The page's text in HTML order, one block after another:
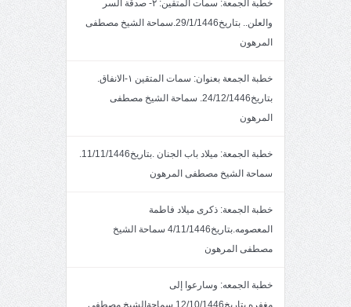
خطبة الجمعة: سمات المتقين: ٢- صدقة السر
والعلن.. بتاريخ29/1/1446.سماحة الشيخ مصطفى
المرهون
خطبة الجمعة بعنوان: سمات المتقين ١-الانفاق.
بتاريخ24/12/1446. سماحة الشيخ مصطفى
المرهون
خطبة الجمعة: ميلاد باب الجنان .بتاريخ11/11/1446.
سماحة الشيخ مصطفى المرهون
خطبة الجمعة: ذكرى ميلاد فاطمة
المعصومه.بتاريخ4/11/1446 سماحة الشيخ
مصطفى المرهون
خطبة الجمعه: وسارعوا إلى
مغفره.بتاريخ12/10/1446 سماحةالشيخ مصطفى